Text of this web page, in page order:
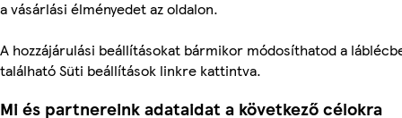
a vásárlási élményedet az oldalon.
A hozzájárulási beállításokat bármikor módosíthatod a
található Süti beállítások linkre kattintva.
Mi és partnereink adataidat a következő célokra